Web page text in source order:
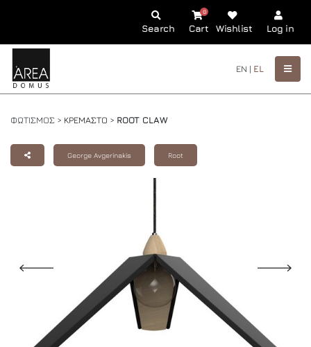
Search Cart
0
Wishlist Log in
EN | EL
ΦΩΤΙΣΜΟΣ > ΚΡΕΜΑΣΤΟ > ROOT CLAW
George Avgerinakis Root